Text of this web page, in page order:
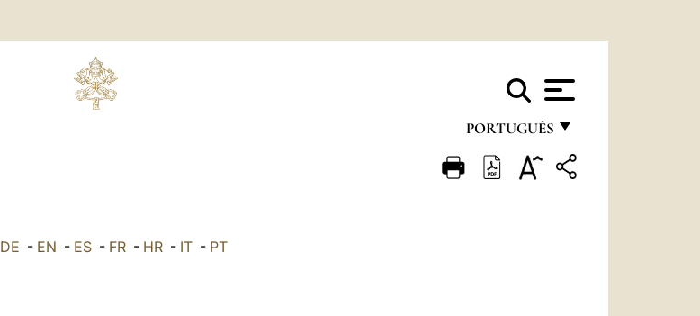
PORTUGUÊS
FRANÇAIS
DE - EN - ES- FR- HR- IT- PT